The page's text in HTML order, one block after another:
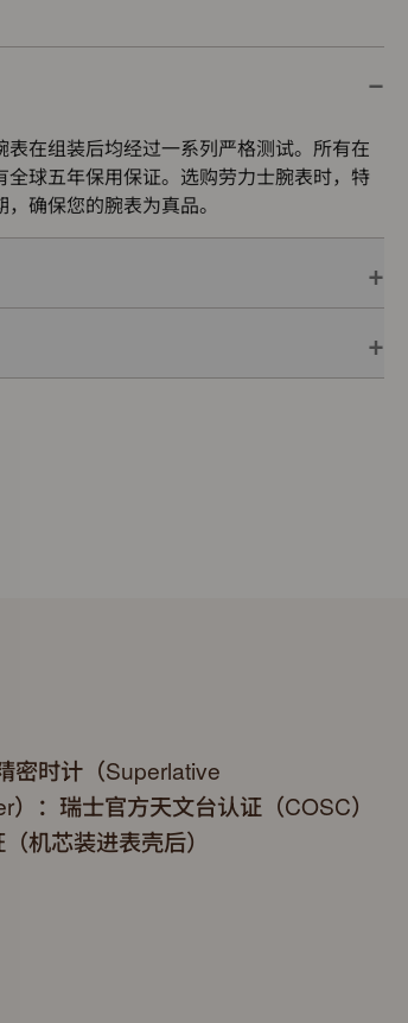
在组装后均经过一系列严格测试。所有在
球五年保用保证。选购劳力士腕表时，特
确保您的腕表为真品。
绿色印章，此印章是超卓天文台精密时计
密时计（Superlative
）：瑞士官方天文台认证（COSC）
（机芯装进表壳后）